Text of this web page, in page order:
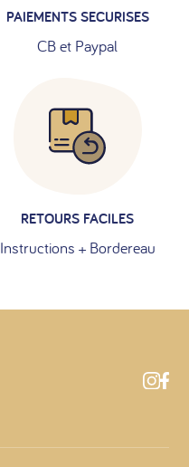
PAIEMENTS SECURISES
CB et Paypal
RETOURS FACILES
Instructions + Bordereau